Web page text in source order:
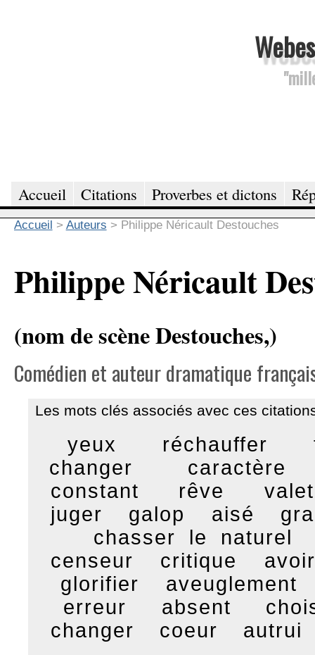
Accueil Citations Proverbes et dictons
Accueil > Auteurs > Philippe Néricault Destouches
Philippe Néricault
(nom de scène Destouches,)
Comédien et auteur dramatique
Les mots clés associés avec ces
yeux réchauffer
changer
caractère
constant
rêve
valet
juger
galop aisé
chasser le naturel
censeur
critique
glorifier
aveuglement
erreur
absent
changer
coeur autrui